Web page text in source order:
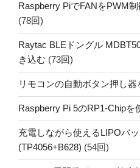
Raspberry PiでFANをPWM
(78回)
Raytac BLEドングル
き込む (73回)
リモコンの自動ボタン押し器
Raspberry Pi 5のRP1-Chipを
充電しながら使えるLIPOバ
(TP4056+B628) (54回)